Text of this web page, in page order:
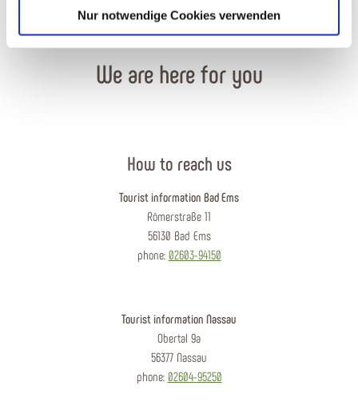
Nur notwendige Cookies verwenden
We are here for you
How to reach us
Tourist information Bad Ems
Römerstraße 11
56130 Bad Ems
phone: 02603-94150
Tourist information Nassau
Obertal 9a
56377 Nassau
phone: 02604-95250